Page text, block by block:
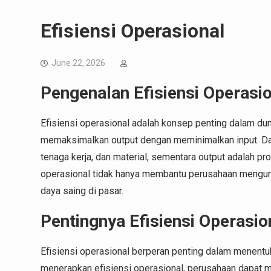
Efisiensi Operasional
June 22, 2026
Pengenalan Efisiensi
Efisiensi operasional adalah konsep penting dalam
memaksimalkan output dengan meminimalkan input.
tenaga kerja, dan material, sementara output adalah
operasional tidak hanya membantu perusahaan
daya saing di pasar.
Pentingnya Efisiensi
Efisiensi operasional berperan penting dalam
menerapkan efisiensi operasional, perusahaan dapat